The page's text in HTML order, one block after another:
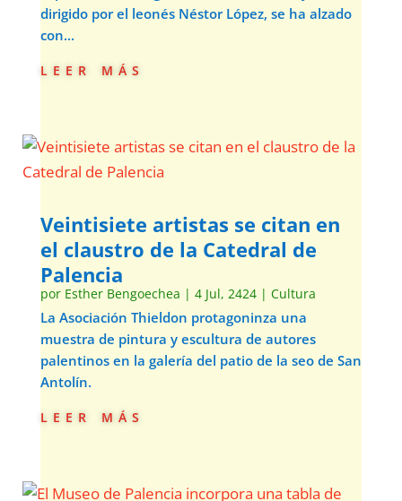
dirigido por el leonés Néstor López, se ha alzado
con...
leer más
Veintisiete artistas se citan en
el claustro de la Catedral de
Palencia
por Esther Bengoechea | 4 Jul, 2424| Cultura
La Asociación Thieldon protagoninza una
muestra de pintura y escultura de autores
palentinos en la galería del patio de la seo de San
Antolín.
leer más